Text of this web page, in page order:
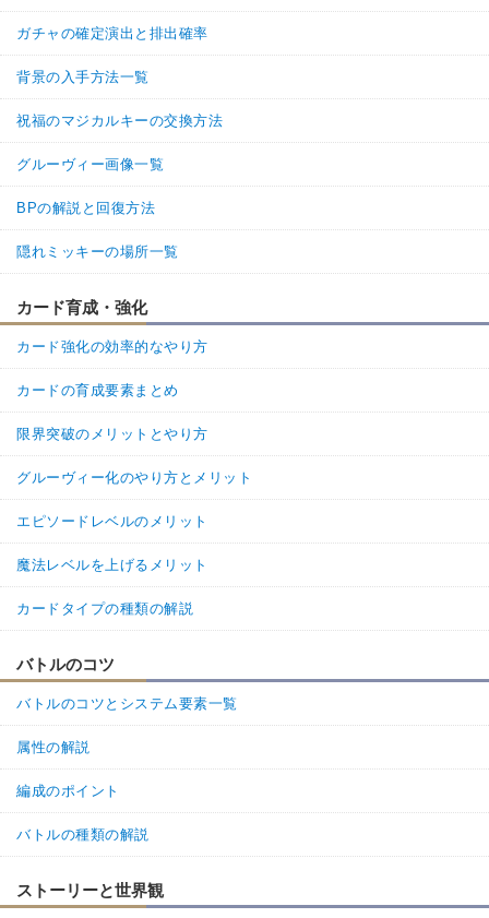
ガチャの確定演出と排出確率
背景の入手方法一覧
祝福のマジカルキーの交換方法
グルーヴィー画像一覧
BPの解説と回復方法
隠れミッキーの場所一覧
カード育成・強化
カード強化の効率的なやり方
カードの育成要素まとめ
限界突破のメリットとやり方
グルーヴィー化のやり方とメリット
エピソードレベルのメリット
魔法レベルを上げるメリット
カードタイプの種類の解説
バトルのコツ
バトルのコツとシステム要素一覧
属性の解説
編成のポイント
バトルの種類の解説
ストーリーと世界観